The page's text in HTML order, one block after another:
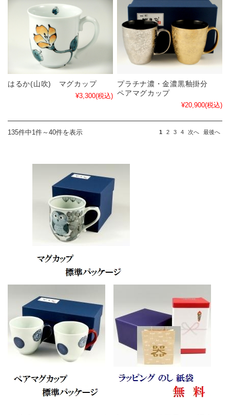
はるか(山吹) マグカップ
¥3,300(税込)
プラチナ濃・金濃黒釉掛分
ペアマグカップ
¥20,900(税込)
135件中1件～40件を表示 1 2 3 4 次へ 最後へ